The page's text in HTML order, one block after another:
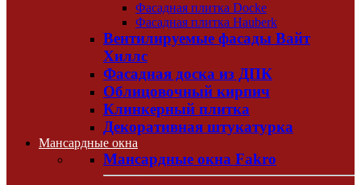
Фасадная плитка Docke
Фасадная плитка Hauberk
Вентилируемые фасады Вайт
Хиллс
Фасадная доска из ДПК
Облицовочный кирпич
Клинкерный плитка
Декоративная штукатурка
Мансардные окна
Мансардные окна Fakro